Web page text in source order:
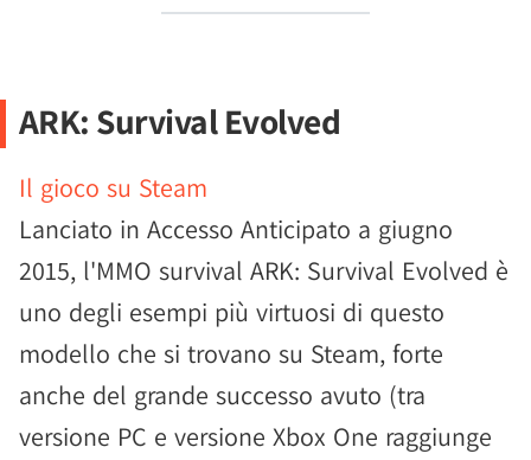
ARK: Survival Evolved
Il gioco su Steam
Lanciato in Accesso Anticipato a giugno
2015, l'MMO survival ARK: Survival Evolved è
uno degli esempi più virtuosi di questo
modello che si trovano su Steam, forte
anche del grande successo avuto (tra
versione PC e versione Xbox One raggiunge